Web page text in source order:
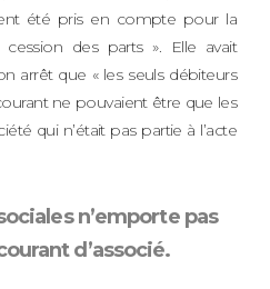
été pris en compte pour la
des parts ». Elle avait
arrêt que « les seuls débiteurs
ne pouvaient être que les
qui n’était pas partie à l’acte
n’emporte pas
d’associé.